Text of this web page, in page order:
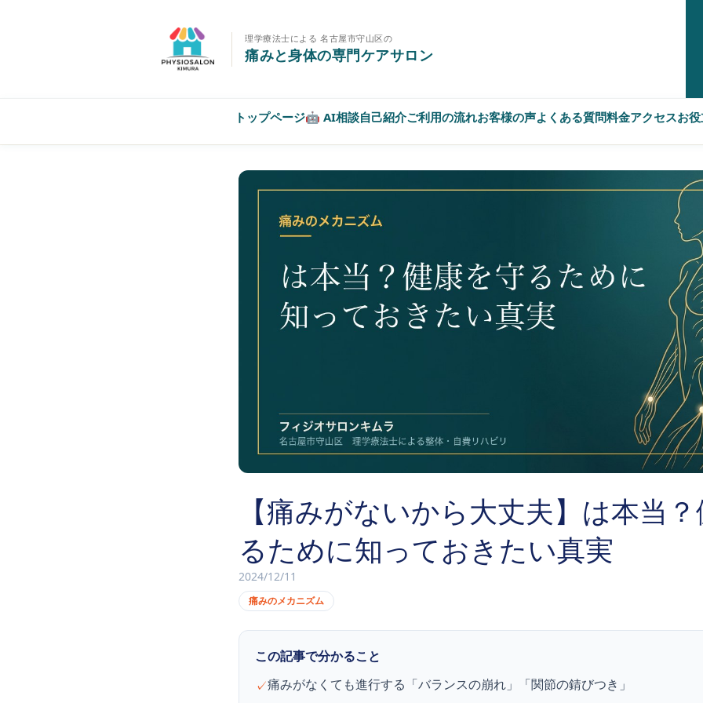
理学療法士による 名古屋市守山区の
痛みと身体の専門ケアサロン
トップページ🤖 AI相談自己紹介ご利用の流れお客様の声よくある質問料金アクセスお
【痛みがないから大丈夫】は本当
るために知っておきたい真実
2024/12/11
痛みのメカニズム
この記事で分かること
✓痛みがなくても進行する「バランスの崩れ」「関節の錆びつき」